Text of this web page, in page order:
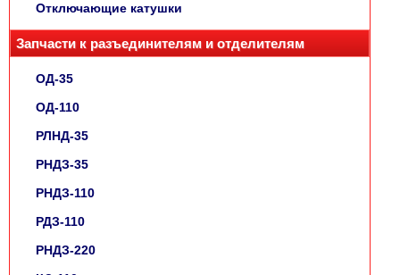
Отключающие катушки
Запчасти к разъединителям и отделителям
ОД-35
ОД-110
РЛНД-35
РНДЗ-35
РНДЗ-110
РДЗ-110
РНДЗ-220